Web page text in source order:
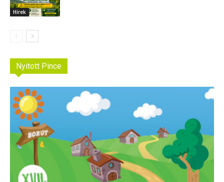
Hírek
Nyitott Pince